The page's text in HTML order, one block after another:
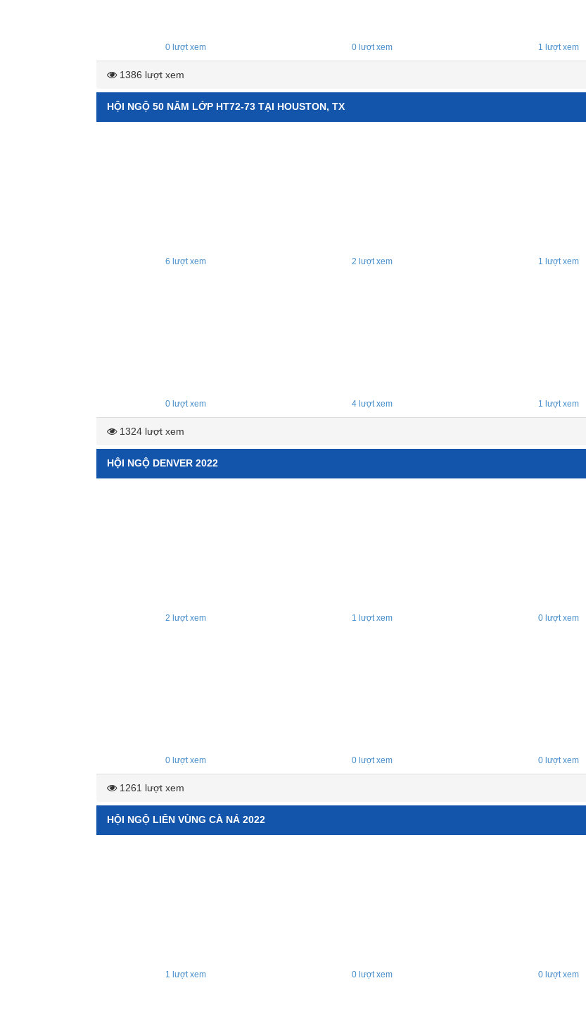
0 lượt xem 0 lượt xem 1 lượt xem
1386 lượt xem
HỘI NGỘ 50 NĂM LỚP HT72-73 TẠI HOUSTON, TX
6 lượt xem 2 lượt xem 1 lượt xem
0 lượt xem 4 lượt xem 1 lượt xem
1324 lượt xem
HỘI NGỘ DENVER 2022
2 lượt xem 1 lượt xem 0 lượt xem
0 lượt xem 0 lượt xem 0 lượt xem
1261 lượt xem
HỘI NGỘ LIÊN VÙNG CÀ NÁ 2022
1 lượt xem 0 lượt xem 0 lượt xem